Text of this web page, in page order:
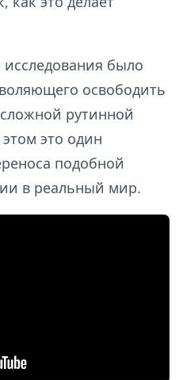
было
освободить
рутинной
это один
подобной
в реальный мир.